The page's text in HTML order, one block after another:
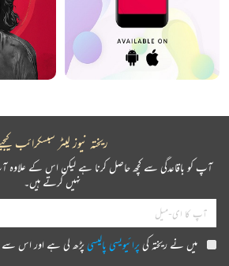
ریختہ نیوز لیٹر سبسکرائب
آپ کو باقاعدگی سے کچھ حاصل کرنا ہے لیکن اس کے علاوہ
نہیں کرتے ہیں۔
میں نے ریختہ کیپرائیویسی پالیسیپڑھ لی ہے اور اس سے